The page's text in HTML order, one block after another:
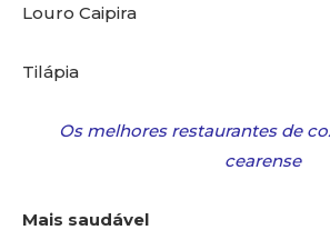
Louro Caipira
Tilápia
Os melhores restaurantes de
cearense
Mais saudável